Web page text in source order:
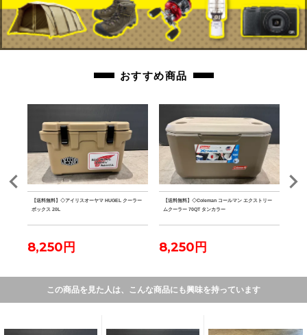
おすすめ商品
【送料無料】◇アイリスオーヤマ HUGEL クーラー
ボックス 20L
8,250円
【送料無料】◇Coleman コールマン エクストリー
ムクーラー 70QT タンカラー
8,250円
この商品を見た人は、こんな商品にも興味を持っています